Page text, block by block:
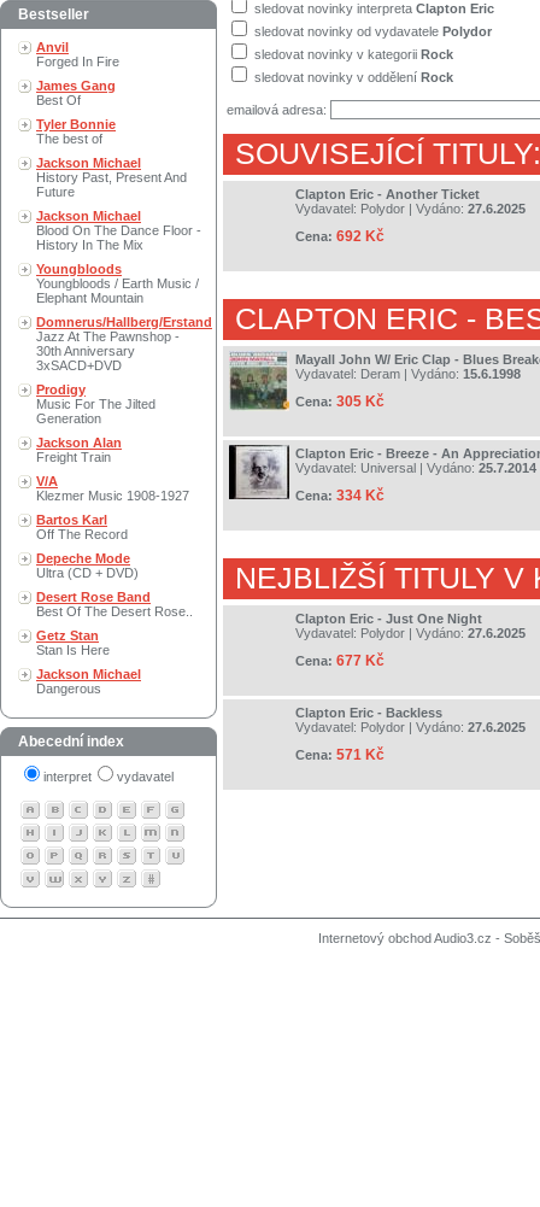
Bestseller
Anvil
Forged In Fire
James Gang
Best Of
Tyler Bonnie
The best of
Jackson Michael
History Past, Present And
Future
Jackson Michael
Blood On The Dance Floor -
History In The Mix
Youngbloods
Youngbloods / Earth Music /
Elephant Mountain
Domnerus/Hallberg/Erstand
Jazz At The Pawnshop -
30th Anniversary
3xSACD+DVD
Prodigy
Music For The Jilted
Generation
Jackson Alan
Freight Train
V/A
Klezmer Music 1908-1927
Bartos Karl
Off The Record
Depeche Mode
Ultra (CD + DVD)
Desert Rose Band
Best Of The Desert Rose..
Getz Stan
Stan Is Here
Jackson Michael
Dangerous
Abecední index
interpret vydavatel
sledovat novinky interpreta Clapton Eric
sledovat novinky od vydavatele Polydor
sledovat novinky v kategorii Rock
sledovat novinky v oddělení Rock
emailová adresa:
SOUVISEJÍCÍ TITULY:
Clapton Eric - Another Ticket
Vydavatel: Polydor | Vydáno: 27.6.2025
Cena: 692 Kč
CLAPTON ERIC -
Mayall John W/ Eric Clap - Blues
Vydavatel: Deram | Vydáno: 15.6.1998
Cena: 305 Kč
Clapton Eric - Breeze - An
Vydavatel: Universal | Vydáno: 25.7.2014
Cena: 334 Kč
NEJBLIŽŠÍ TITULY V
Clapton Eric - Just One Night
Vydavatel: Polydor | Vydáno: 27.6.2025
Cena: 677 Kč
Clapton Eric - Backless
Vydavatel: Polydor | Vydáno: 27.6.2025
Cena: 571 Kč
Internetový obchod Audio3.cz -